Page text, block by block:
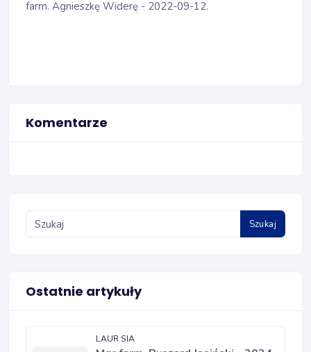
farm. Agnieszkę Widerę - 2022-09-12.
Komentarze
Szukaj
Ostatnie artykuły
LAUR SIA